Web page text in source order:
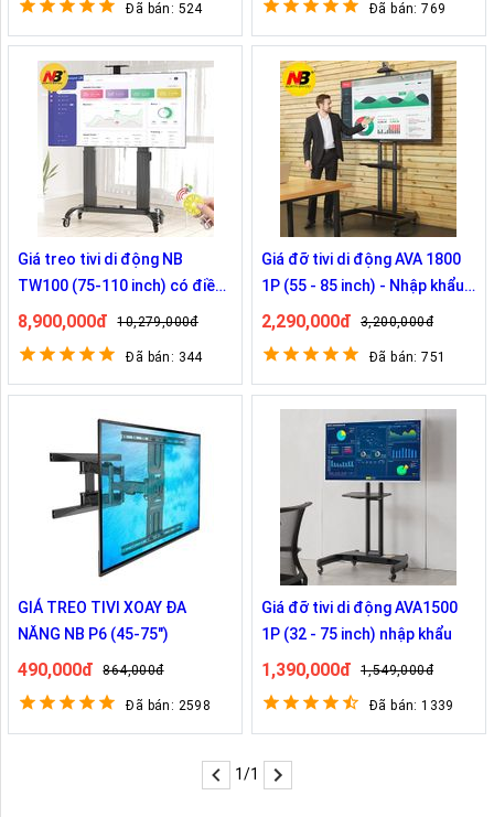
Đã bán: 524 Đã bán: 769
Giá treo tivi di động NB
TW100 (75-110 inch) có điều
chỉnh độ cao tự động
8,900,000đ 10,279,000đ
Đã bán: 344
Giá đỡ tivi di động AVA 1800
1P (55 - 85 inch) - Nhập khẩu
trực tiếp
2,290,000đ 3,200,000đ
Đã bán: 751
GIÁ TREO TIVI XOAY ĐA
NĂNG NB P6 (45-75")
490,000đ 864,000đ
Đã bán: 2598
Giá đỡ tivi di động AVA1500
1P (32 - 75 inch) nhập khẩu
1,390,000đ 1,549,000đ
Đã bán: 1339
1/1